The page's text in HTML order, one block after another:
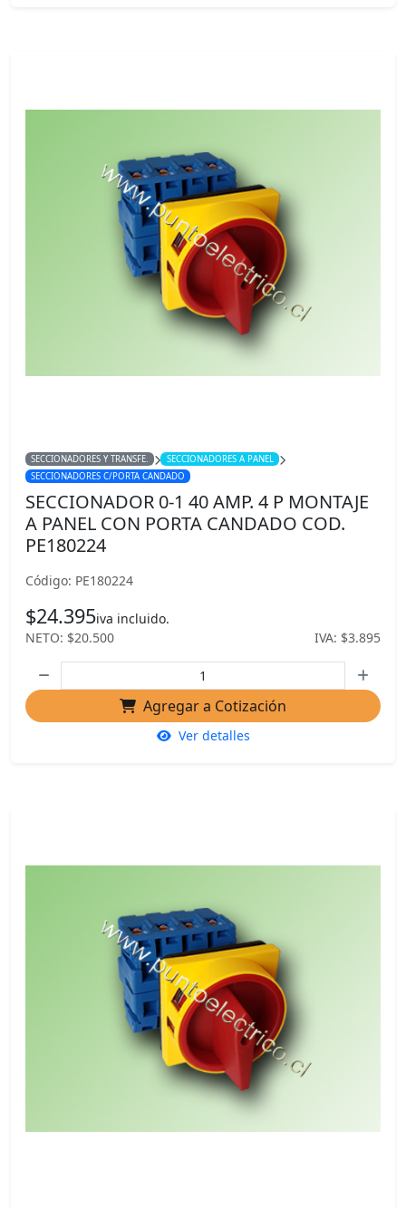
SECCIONADORES Y TRANSFE.
SECCIONADORES A PANEL
SECCIONADORES C/PORTA CANDADO
SECCIONADOR 0-1 40 AMP. 4 P MONTAJE
A PANEL CON PORTA CANDADO COD.
PE180224
Código: PE180224
$24.395iva incluido.
NETO: $20.500
IVA: $3.895
Agregar a Cotización
Ver detalles